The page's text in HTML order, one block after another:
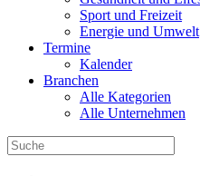
Sport und Freizeit
Energie und Umwelt
Termine
Kalender
Branchen
Alle Kategorien
Alle Unternehmen